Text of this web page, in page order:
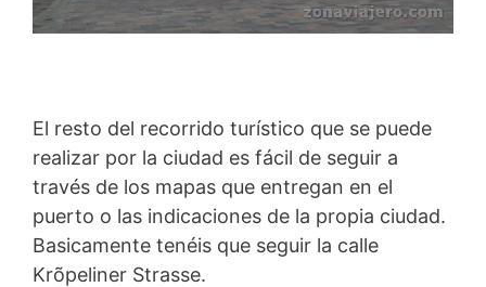
El resto del recorrido turístico que se puede
realizar por la ciudad es fácil de seguir a
través de los mapas que entregan en el
puerto o las indicaciones de la propia ciudad.
Basicamente tenéis que seguir la calle
Krõpeliner Strasse.